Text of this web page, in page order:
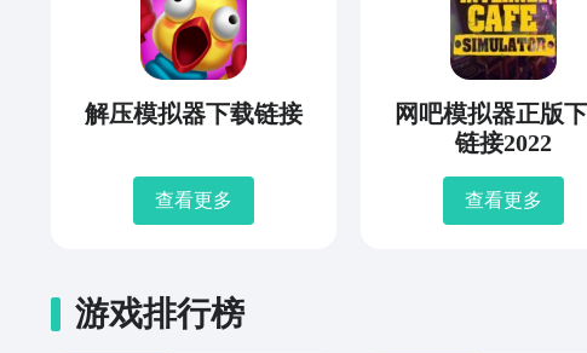
解压模拟器下载链接
查看更多
网吧模拟器正版
链接2022
查看更多
游戏排行榜